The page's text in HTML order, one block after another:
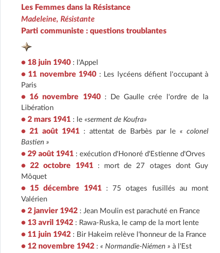
Les Femmes dans la Résistance
Madeleine, Résistante
Parti communiste : questions troublantes
• 18 juin 1940 : l'Appel
• 11 novembre 1940 : Les lycéens défient l'occupant à
Paris
• 16 novembre 1940: De Gaulle crée l'ordre de la
Libération
• 2 mars 1941 : le «serment de Koufra»
• 21 août 1941 : attentat de Barbès par le « colonel
Bastien »
• 29 août 1941 : exécution d'Honoré d'Estienne d'Orves
• 22 octobre 1941: mort de 27 otages dont Guy
Môquet
• 15 décembre 1941: 75 otages fusillés au mont
Valérien
• 2 janvier 1942 : Jean Moulin est parachuté en France
• 13 avril 1942 : Rawa-Ruska, le camp de la mort lente
• 11 juin 1942 : Bir Hakeim relève l'honneur de la France
• 12 novembre 1942 : « Normandie-Niémen » à l'Est